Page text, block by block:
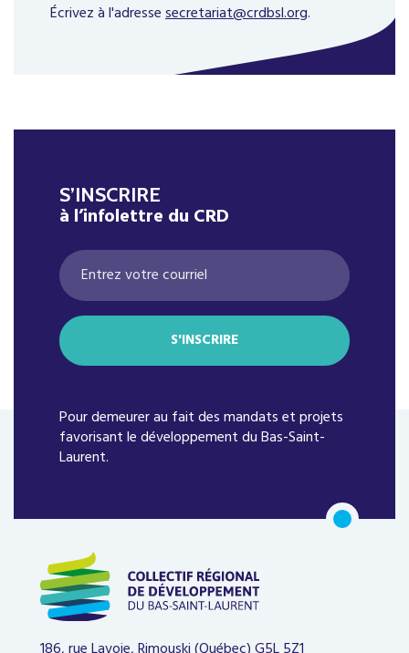
Écrivez à l'adressesecretariat@crdbsl.org.
S’INSCRIRE
à l’infolettre du CRD
Pour demeurer au fait des mandats et projets
favorisant le développement du Bas-Saint-
Laurent.